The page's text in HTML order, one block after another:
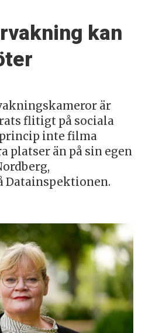
kan
är
flitigt på sociala
inte filma
platser än på sin egen
Datainspektionen.